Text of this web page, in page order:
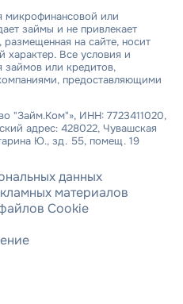
или
займы и не привлекает
на сайте, носит
характер. Все условия и
займов или кредитов,
предоставляющими
"Займ.Ком"», ИНН: 7723411020,
адрес: 428022, Чувашская
Ю., зд. 55, помещ. 19
данных
материалов
Cookie